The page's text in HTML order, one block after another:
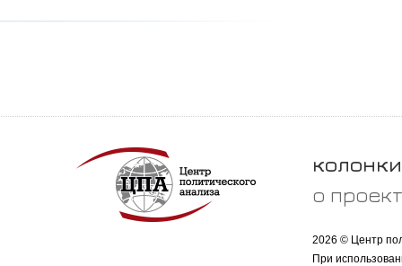
колонки
о
2026 © Центр
При